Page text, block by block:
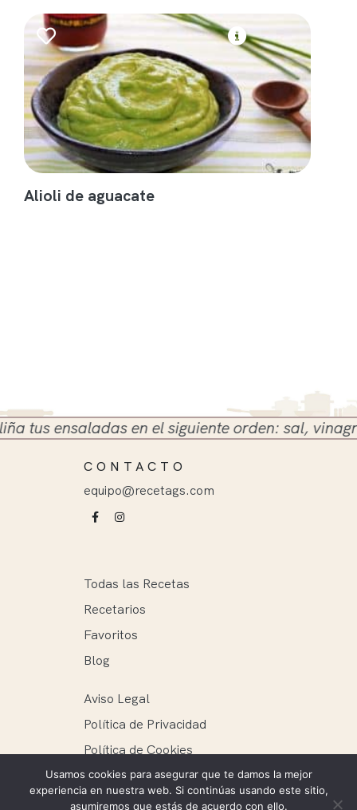
Alioli de aguacate
ensaladas en el siguiente orden: sal, vinagre y
CONTACTO
equipo@recetags.com
Todas las Recetas
Recetarios
Favoritos
Blog
Aviso Legal
Política de Privacidad
Política de Cookies
Usamos cookies para asegurar que te damos la mejor
experiencia en nuestra web. Si continúas usando este sitio,
asumiremos que estás de acuerdo con ello.